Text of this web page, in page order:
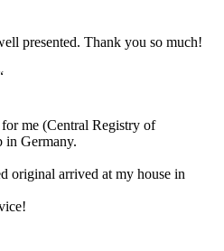
presented. Thank you so much!
me (Central Registry of
in Germany.
original arrived at my house in